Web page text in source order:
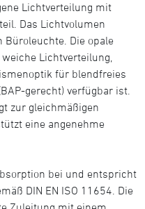
Lichtverteilung mit
Das Lichtvolumen
Die opale
Lichtverteilung,
für blendfreies
gerecht) verfügbar ist.
zur gleichmäßigen
eine angenehme
bei und entspricht
DIN EN ISO 11654. Die